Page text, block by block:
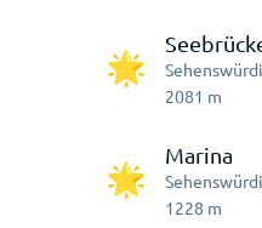
2081 m
Marina
1228 m